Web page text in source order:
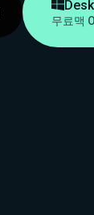

무료맥